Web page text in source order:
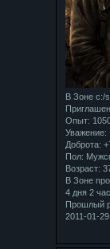
В Зоне с:/
Опыт:
Уважение:
Доброта:
Пол:
Возраст:
В Зоне
4 дня 2
Прошлый
2011-01-